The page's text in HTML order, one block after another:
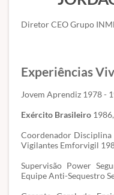
Diretor CEO Grupo
Experiências
Jovem Aprendiz 1978 -
Exército Brasileiro
Coordenador Disciplina
Vigilantes Emforvigil
Supervisão Power
Equipe Anti-Sequestro